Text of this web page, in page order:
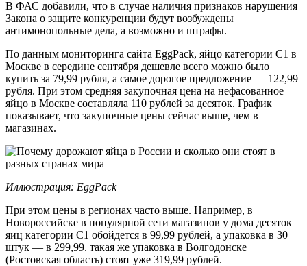
В ФАС добавили, что в случае наличия признаков нарушения
Закона о защите конкуренции будут возбуждены
антимонопольные дела, а возможно и штрафы.
По данным мониторинга сайта EggPack, яйцо категории C1 в
Москве в середине сентября дешевле всего можно было
купить за 79,99 рубля, а самое дорогое предложение — 122,99
рубля. При этом средняя закупочная цена на нефасованное
яйцо в Москве составляла 110 рублей за десяток. График
показывает, что закупочные цены сейчас выше, чем в
магазинах.
Иллюстрация: EggPack
При этом цены в регионах часто выше. Например, в
Новороссийске в популярной сети магазинов у дома десяток
яиц категории С1 обойдется в 99,99 рублей, а упаковка в 30
штук — в 299,99. такая же упаковка в Волгодонске
(Ростовская область) стоят уже 319,99 рублей.